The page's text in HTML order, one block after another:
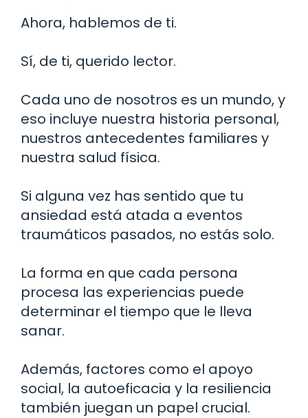
Ahora, hablemos de ti.
Sí, de ti, querido lector.
Cada uno de nosotros es un mundo, y
eso incluye nuestra historia personal,
nuestros antecedentes familiares y
nuestra salud física.
Si alguna vez has sentido que tu
ansiedad está atada a eventos
traumáticos pasados, no estás solo.
La forma en que cada persona
procesa las experiencias puede
determinar el tiempo que le lleva
sanar.
Además, factores como el apoyo
social, la autoeficacia y la resiliencia
también juegan un papel crucial.